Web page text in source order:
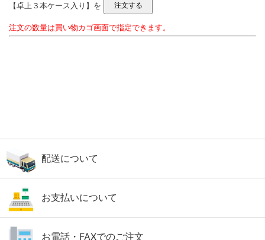
【卓上３本ケース入り】を
注文の数量は買い物カゴ画面で指定できます。
配送について
お支払いについて
お電話・FAXでのご注文